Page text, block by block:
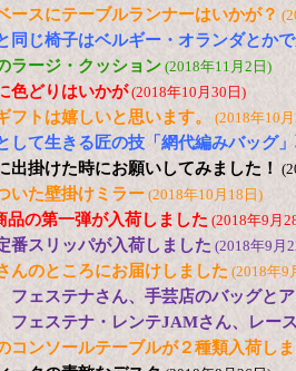
ースにテーブルランナーはいかが？
同じ椅子はベルギー・オランダとか
ラージ・クッション (2018年11月2日)
色どりはいかが(2018年10月30日)
フトは嬉しいと思います。 (2018年10
して生きる匠の技「網代編みバッグ
出掛けた時にお願いしてみました！
いた壁掛けミラー (2018年10月18日)
品の第一弾が入荷しました (2018年9月
番スリッパが入荷しました (2018年9月
んのところにお届けしました (2018年9
ェステナさん、手芸店のバッグと
ェステナ・レンテJAMさん、レー
コンソールテーブルが２種類入荷し